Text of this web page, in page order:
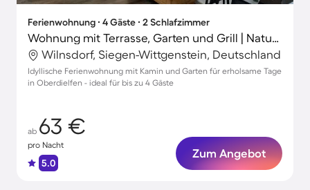
Ferienwohnung ∙ 4 Gäste ∙ 2 Schlafzimmer
Wohnung mit Terrasse, Garten und Grill | Naturblick
Wilnsdorf, Siegen-Wittgenstein, Deutschland
Idyllische Ferienwohnung mit Kamin und Garten für erholsame Tage
in Oberdielfen - ideal für bis zu 4 Gäste
ab 63 €
pro Nacht
5.0
Zum Angebot